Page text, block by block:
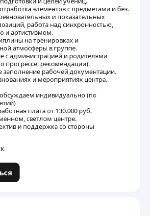
элементов с предметами и без.
и показательных
работа над синхронностью,
и артистизмом.
на тренировках и
атмосферы в группе.
с администрацией и родителями
прогрессе, рекомендации).
заполнение рабочей документации.
и мероприятиях центра.
индивидуально (по
плата от 130.000 руб.
светлом центре.
и поддержка со стороны